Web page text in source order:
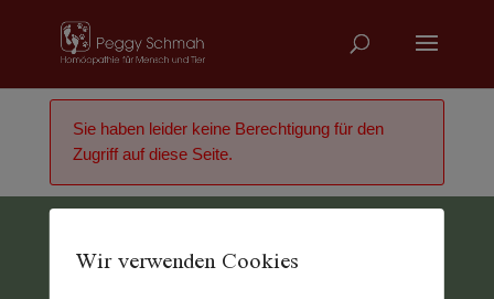
Sie haben leider keine Berechtigung für den
Zugriff auf diese Seite.
Vertrag widerrufen
Wir verwenden Cookies